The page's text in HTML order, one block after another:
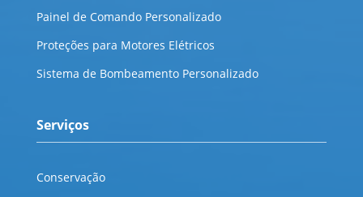
Painel de Comando Personalizado
Proteções para Motores Elétricos
Sistema de Bombeamento Personalizado
Serviços
Conservação